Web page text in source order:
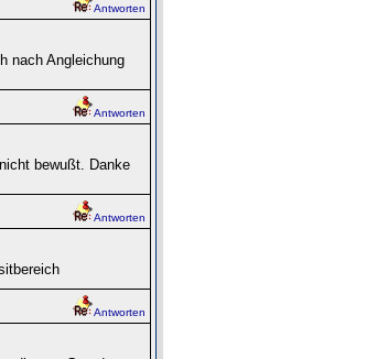
Antworten
nach Angleichung
Antworten
bewußt. Danke
Antworten
Antworten